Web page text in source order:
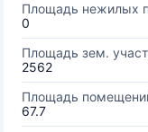
Площадь нежилых
0
Площадь зем.
2562
Площадь
67.7